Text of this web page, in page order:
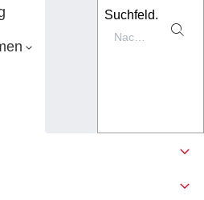
Suchfeld.